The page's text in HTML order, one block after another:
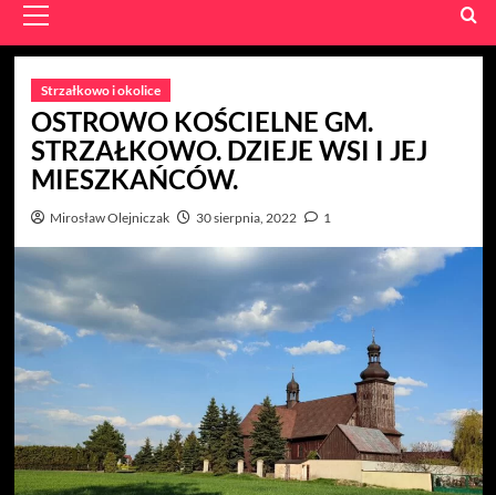
Menu
Strzałkowo i okolice
OSTROWO KOŚCIELNE GM.
STRZAŁKOWO. DZIEJE WSI I JEJ
MIESZKAŃCÓW.
Mirosław Olejniczak 30 sierpnia, 2022 1